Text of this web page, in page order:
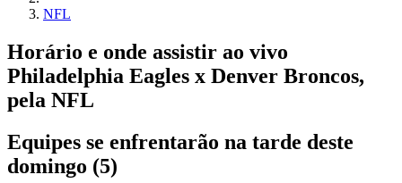
NFL
Horário e onde assistir ao vivo
Philadelphia Eagles x Denver Broncos,
pela NFL
Equipes se enfrentarão na tarde deste
domingo (5)